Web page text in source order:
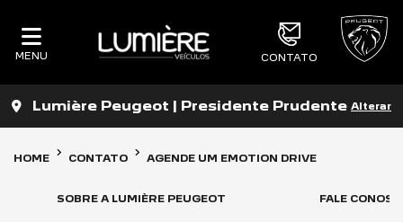
MENU CONTATO
Lumière Peugeot | Presidente Prudente Alterar
HOME CONTATO AGENDE UM EMOTION DRIVE
SOBRE A LUMIÈRE PEUGEOT FALE